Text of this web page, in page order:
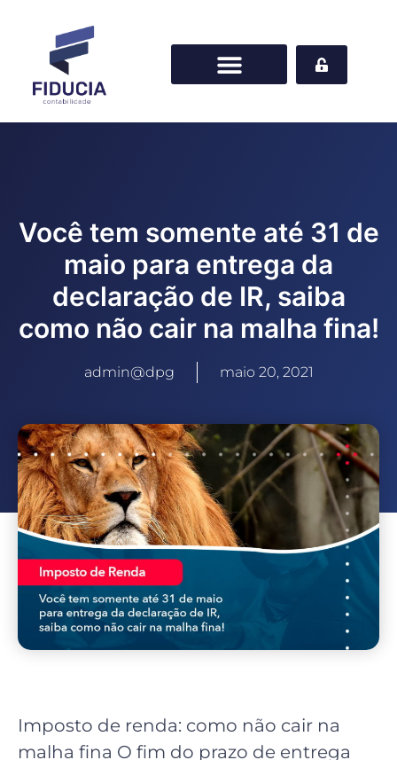
Você tem somente até 31 de
maio para entrega da
declaração de IR, saiba
como não cair na malha fina!
admin@dpg maio 20, 2021
Imposto de renda: como não cair na
malha fina O fim do prazo de entrega